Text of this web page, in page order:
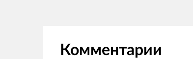
Комментарии